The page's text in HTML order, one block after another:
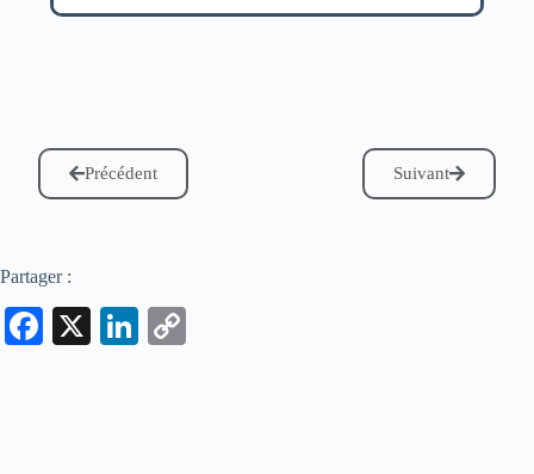
Précédent Suivant
Partager :
Fa
X
Li